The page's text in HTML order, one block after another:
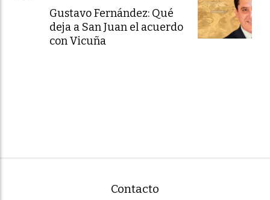
Gustavo Fernández: Qué
deja a San Juan el acuerdo
con Vicuña
Contacto